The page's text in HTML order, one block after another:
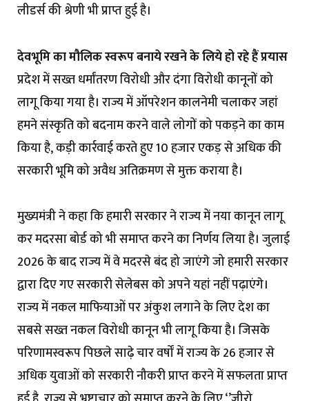
लीडर्स की श्रेणी भी प्राप्त हुई है।
देवभूमि का मौलिक स्वरूप बनाये रखने के लिये हो रहे हैं प्रयास
प्रदेश में सख्त धर्मांतरण विरोधी और दंगा विरोधी कानूनों को
लागू किया गया है। राज्य में ऑपरेशन कालनेमी चलाकर जहां
हमने संस्कृति को बदनाम करने वाले लोगों को पकड़ने का काम
किया है, कड़ी कार्रवाई करते हुए 10 हजार एकड़ से अधिक की
सरकारी भूमि को अवैध अतिक्रमण से मुक्त कराया है।
मुख्यमंत्री ने कहा कि हमारी सरकार ने राज्य में नया कानून लागू
कर मदरसा बोर्ड को भी समाप्त करने का निर्णय लिया है। जुलाई
2026 के बाद राज्य में वे मदरसे बंद हो जाएंगे जो हमारी सरकार
द्वारा दिए गए सरकारी सेलेबस को अपने यहां नहीं पढ़ाएंगे।
राज्य में नकल माफियाओं पर अंकुश लगाने के लिए देश का
सबसे सख्त नकल विरोधी कानून भी लागू किया है। जिसके
परिणामस्वरूप पिछले साढ़े चार वर्षों में राज्य के 26 हजार से
अधिक युवाओं को सरकारी नौकरी प्राप्त करने में सफलता प्राप्त